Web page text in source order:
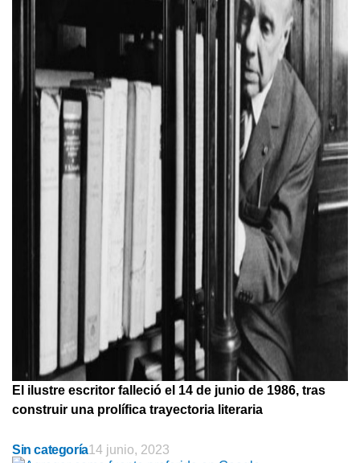
El ilustre escritor falleció el 14 de junio de 1986, tras
construir una prolífica trayectoria literaria
Sin categoría14 junio, 2023